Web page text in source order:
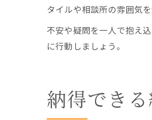
タイルや相談所の雰囲気
不安や疑問を一人で抱え
に行動しましょう。
納得でき